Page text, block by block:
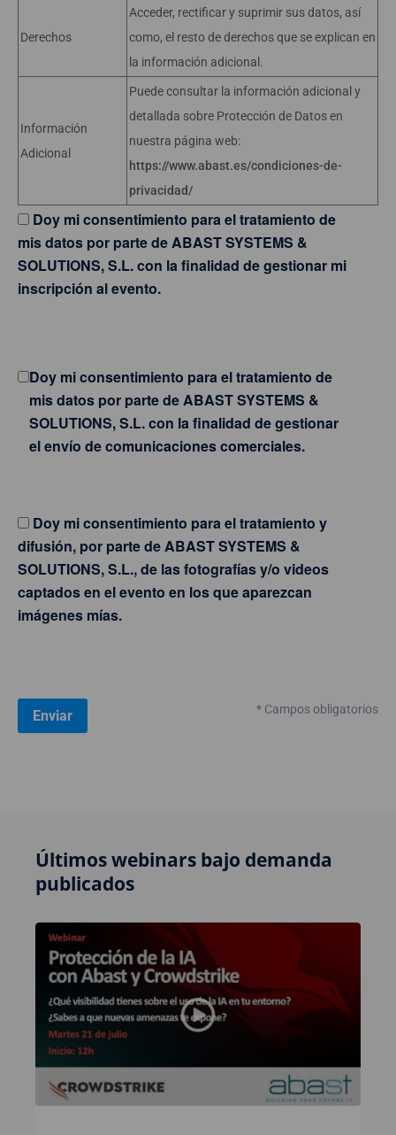
Derechos
Acceder, rectificar y suprimir sus datos, así
como, el resto de derechos que se explican en
la información adicional.
Información
Adicional
Puede consultar la información adicional y
detallada sobre Protección de Datos en
nuestra página web:
https://www.abast.es/condiciones-de-
privacidad/
Doy mi consentimiento para el tratamiento de
mis datos por parte de ABAST SYSTEMS &
SOLUTIONS, S.L. con la finalidad de gestionar mi
inscripción al evento.
Doy mi consentimiento para el tratamiento de
mis datos por parte de ABAST SYSTEMS &
SOLUTIONS, S.L. con la finalidad de gestionar
el envío de comunicaciones comerciales.
Doy mi consentimiento para el tratamiento y
difusión, por parte de ABAST SYSTEMS &
SOLUTIONS, S.L., de las fotografías y/o videos
captados en el evento en los que aparezcan
imágenes mías.
* Campos obligatorios
Últimos webinars bajo demanda
publicados